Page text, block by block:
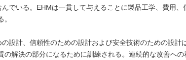
でいる。EHMは一貫して与えることに製品工学、費用
設計、信頼性のための設計および安全技術のための設
解決の部分になるために訓練される。連続的な改善へ